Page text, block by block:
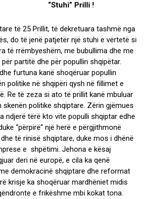
Stuhi” Prilli !
të 25 Prillit, të dekretuara tashmë nga
do të jenë patjetër një stuhi e vërtetë si
të rrëmbyeshëm, me bubullima dhe me
partitë dhe për popullin shqipëtar.
furtuna kanë shoqëruar popullin
politike në shqipëri qysh në fillimet e
Re të zeza si ato të prillit kanë mbuluar
skenën politike shqiptare. Zërin gjëmues
ndjerë tërë kto vite populli shqiptar edhe
“përpirë” një herë e përgjithmonë
të rinisë shqiptare, duke mos i dhënë
e shpëtimi. Jehona e kësaj
deri në europë, e cila ka qenë
demokracinë shqiptare dhe reformat
krisje ka shoqëruar mardhëniet midis
e frikëshme mbi kokat tona.